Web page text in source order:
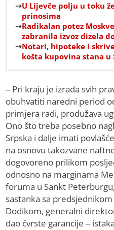
U Lijevče polju u toku
prinosima
Radikalan potez
zabranila izvoz dizela
Notari, hipoteke i
košta kupovina stana u
– Pri kraju je izrada svih
obuhvatiti naredni period
primjera radi, produžava
Ono što treba posebno
Srpska i dalje imati
na osnovu takozvane
dogovoreno prilikom
odnosno na marginama
foruma u Sankt
sastanka sa
Dodikom, generalni
dao čvrste garancije –